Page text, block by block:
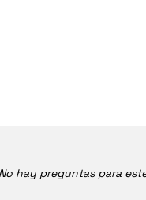
No hay preguntas para